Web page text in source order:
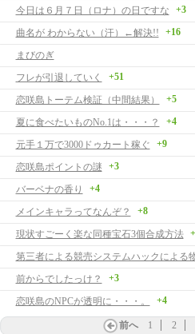
今日は６月７日（ロナ）の日ですな
+3
曲名が わからない（汗）←解決!! +16
まびのぎ
フレが引退していく
+51
恋咲島トーテム検証（中間結果） +5
夏に食べたいものNo.1は・・・？ +4
元手１万で3000ドゥカート稼ぐ +9
恋咲島ポイントの謎 +3
バーベナの香り +4
メインキャラってなんぞ？ +8
現状すごーく楽な同種宝石3個合成方法
前からでしたっけ？ +3
恋咲島のNPCが透明に・・・。 +4
前へ 1 2